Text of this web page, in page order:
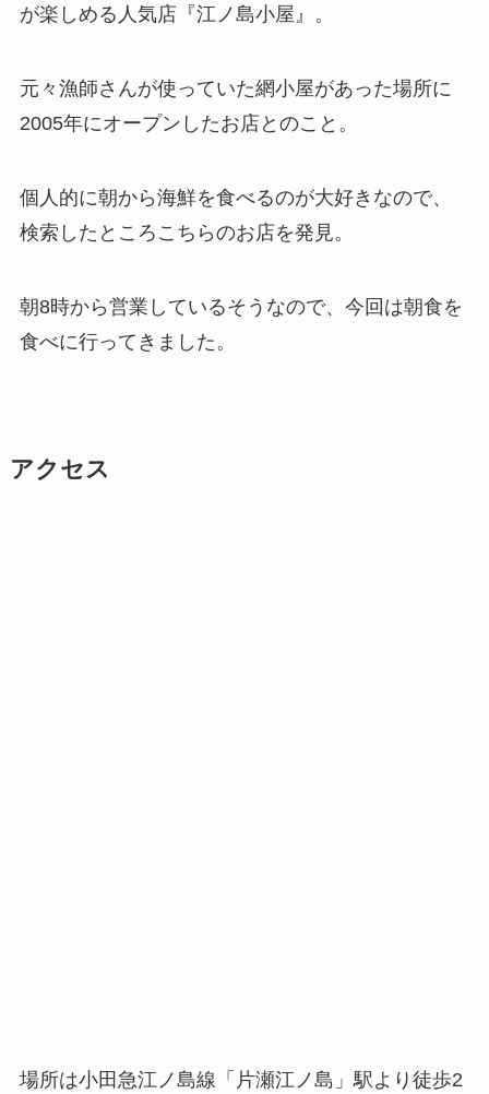
が楽しめる人気店『江ノ島小屋』。
元々漁師さんが使っていた網小屋があった場所に
2005年にオープンしたお店とのこと。
個人的に朝から海鮮を食べるのが大好きなので、
検索したところこちらのお店を発見。
朝8時から営業しているそうなので、今回は朝食を
食べに行ってきました。
アクセス
場所は小田急江ノ島線「片瀬江ノ島」駅より徒歩2